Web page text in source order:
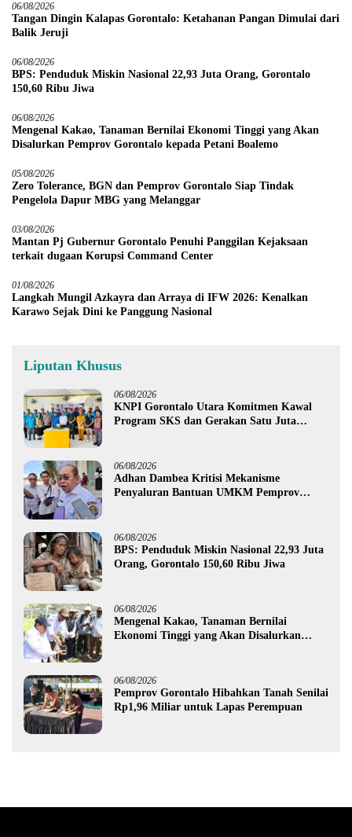
06/08/2026
Tangan Dingin Kalapas Gorontalo: Ketahanan Pangan Dimulai dari
Balik Jeruji
06/08/2026
BPS: Penduduk Miskin Nasional 22,93 Juta Orang, Gorontalo
150,60 Ribu Jiwa
06/08/2026
Mengenal Kakao, Tanaman Bernilai Ekonomi Tinggi yang Akan
Disalurkan Pemprov Gorontalo kepada Petani Boalemo
05/08/2026
Zero Tolerance, BGN dan Pemprov Gorontalo Siap Tindak
Pengelola Dapur MBG yang Melanggar
03/08/2026
Mantan Pj Gubernur Gorontalo Penuhi Panggilan Kejaksaan
terkait dugaan Korupsi Command Center
01/08/2026
Langkah Mungil Azkayra dan Arraya di IFW 2026: Kenalkan
Karawo Sejak Dini ke Panggung Nasional
Liputan Khusus
06/08/2026
KNPI Gorontalo Utara Komitmen Kawal
Program SKS dan Gerakan Satu Juta
06/08/2026
Adhan Dambea Kritisi Mekanisme
Penyaluran Bantuan UMKM Pemprov
06/08/2026
BPS: Penduduk Miskin Nasional 22,93 Juta
Orang, Gorontalo 150,60 Ribu Jiwa
06/08/2026
Mengenal Kakao, Tanaman Bernilai
Ekonomi Tinggi yang Akan Disalurkan
06/08/2026
Pemprov Gorontalo Hibahkan Tanah Senilai
Rp1,96 Miliar untuk Lapas Perempuan